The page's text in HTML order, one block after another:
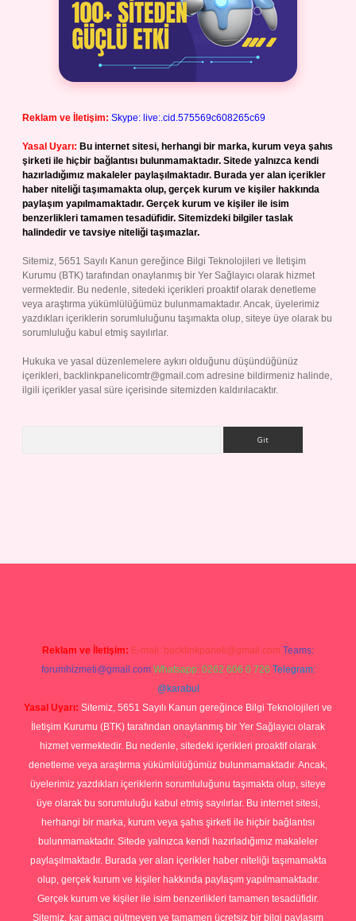
Reklam ve İletişim: Skype: live:.cid.575569c608265c69
Yasal Uyarı: Bu internet sitesi, herhangi bir marka, kurum veya şahıs
şirketi ile hiçbir bağlantısı bulunmamaktadır. Sitede yalnızca kendi
hazırladığımız makaleler paylaşılmaktadır. Burada yer alan içerikler
haber niteliği taşımamakta olup, gerçek kurum ve kişiler hakkında
paylaşım yapılmamaktadır. Gerçek kurum ve kişiler ile isim
benzerlikleri tamamen tesadüfidir. Sitemizdeki bilgiler taslak
halindedir ve tavsiye niteliği taşımazlar.
Sitemiz, 5651 Sayılı Kanun gereğince Bilgi Teknolojileri ve İletişim
Kurumu (BTK) tarafından onaylanmış bir Yer Sağlayıcı olarak hizmet
vermektedir. Bu nedenle, sitedeki içerikleri proaktif olarak denetleme
veya araştırma yükümlülüğümüz bulunmamaktadır. Ancak, üyelerimiz
yazdıkları içeriklerin sorumluluğunu taşımakta olup, siteye üye olarak bu
sorumluluğu kabul etmiş sayılırlar.
Hukuka ve yasal düzenlemelere aykırı olduğunu düşündüğünüz
içerikleri, backlinkpanelicomtr@gmail.com adresine bildirmeniz halinde,
ilgili içerikler yasal süre içerisinde sitemizden kaldırılacaktır.
Reklam ve İletişim: E-mail: backlinkpaneli@gmail.com Teams:
forumhizmeti@gmail.com Whatsapp: 0262 606 0 726 Telegram:
@karabul
Yasal Uyarı: Sitemiz, 5651 Sayılı Kanun gereğince Bilgi Teknolojileri ve
İletişim Kurumu (BTK) tarafından onaylanmış bir Yer Sağlayıcı olarak
hizmet vermektedir. Bu nedenle, sitedeki içerikleri proaktif olarak
denetleme veya araştırma yükümlülüğümüz bulunmamaktadır. Ancak,
üyelerimiz yazdıkları içeriklerin sorumluluğunu taşımakta olup, siteye
üye olarak bu sorumluluğu kabul etmiş sayılırlar. Bu internet sitesi,
herhangi bir marka, kurum veya şahıs şirketi ile hiçbir bağlantısı
bulunmamaktadır. Sitede yalnızca kendi hazırladığımız makaleler
paylaşılmaktadır. Burada yer alan içerikler haber niteliği taşımamakta
olup, gerçek kurum ve kişiler hakkında paylaşım yapılmamaktadır.
Gerçek kurum ve kişiler ile isim benzerlikleri tamamen tesadüfidir.
Sitemiz, kar amacı gütmeyen ve tamamen ücretsiz bir bilgi paylaşım